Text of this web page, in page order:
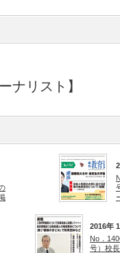
ナリスト】
2016年
No．
号）校